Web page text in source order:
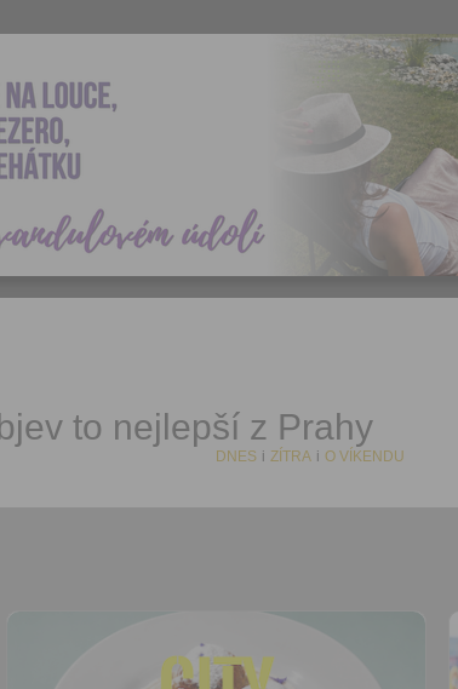
to nejlepší z Prahy
DNES i ZÍTRA i O VÍKENDU